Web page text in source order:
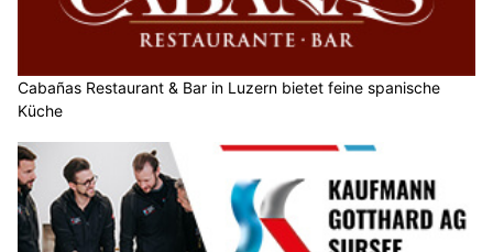
Cabañas Restaurant & Bar in Luzern bietet feine spanische
Küche